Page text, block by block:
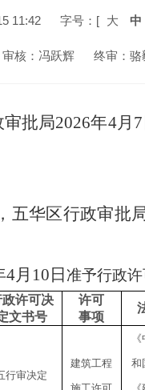
11:42 字号：[ 大 中
审核：冯跃辉 终审：骆
审批局2026年4月 7
， 五华区行政审批
4月 10 日 准予行政
政许可决
文书号
许可
事项
行审决定
建筑工程 和